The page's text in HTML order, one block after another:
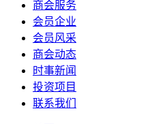
商会服务
会员企业
会员风采
商会动态
时事新闻
投资项目
联系我们